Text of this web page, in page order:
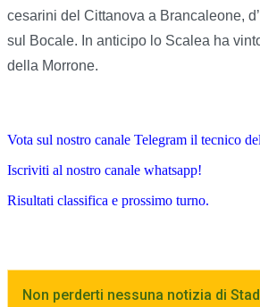
cesarini del Cittanova a Brancaleone,
sul Bocale. In anticipo lo Scalea ha
della Morrone.
Vota sul nostro canale Telegram il tecnico
Iscriviti al nostro canale whatsapp!
Risultati classifica e prossimo turno.
Non perderti nessuna notizia di